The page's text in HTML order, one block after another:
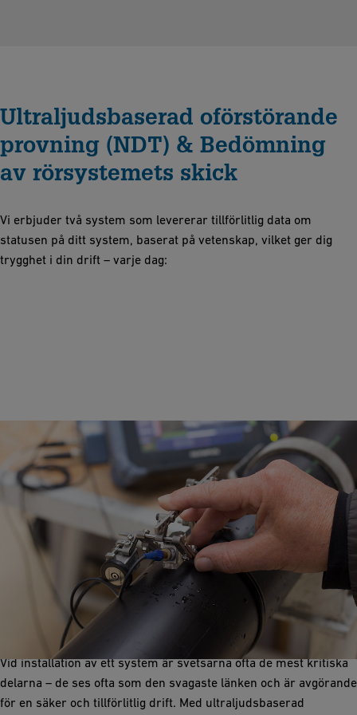
Ultraljudsbaserad oförstörande
provning (NDT) & Bedömning
av rörsystemets skick
Vi erbjuder två system som levererar tillförlitlig data om
statusen på ditt system, baserat på vetenskap, vilket ger dig
trygghet i din drift – varje dag:
Ultraljudsbaserad oförstörande provning
Snabbt, säkert och beprövat
Vid installation av ett system är svetsarna ofta de mest kritiska
delarna – de ses ofta som den svagaste länken och är avgörande
för en säker och tillförlitlig drift. Med ultraljudsbaserad